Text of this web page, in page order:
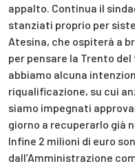
appalto. Continua il
stanziati proprio per
Atesina, che ospiterà a
per pensare la Trento
abbiamo alcuna
riqualificazione, su cui
siamo impegnati
giorno a recuperarlo già
Infine 2 milioni di euro
dall’Amministrazione